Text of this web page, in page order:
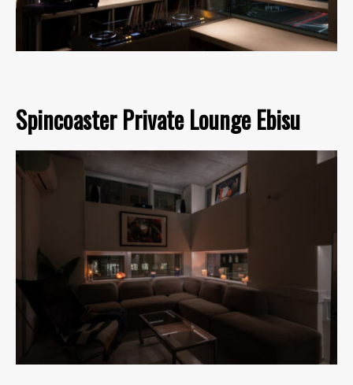
Spincoaster Private Lounge Ebisu